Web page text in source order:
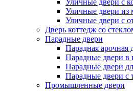
Уличные двери с
Уличные двери из
Уличные двери с
Дверь коттедж со
Парадные двери
Парадная арочная
Парадные двери в
Парадные двери
Парадные двери с
Промышленные двери